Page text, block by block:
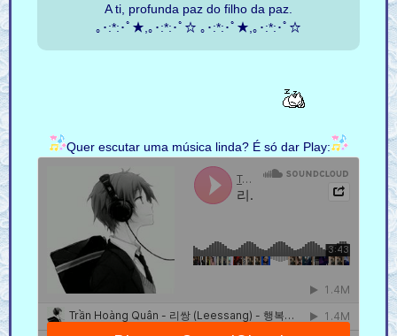
A ti, profunda paz do filho da paz.
｡･:*:･ﾟ★,｡･:*:･ﾟ☆ ｡･:*:･ﾟ★,｡･:*:･ﾟ☆
Quer escutar uma música linda? É só dar Play: